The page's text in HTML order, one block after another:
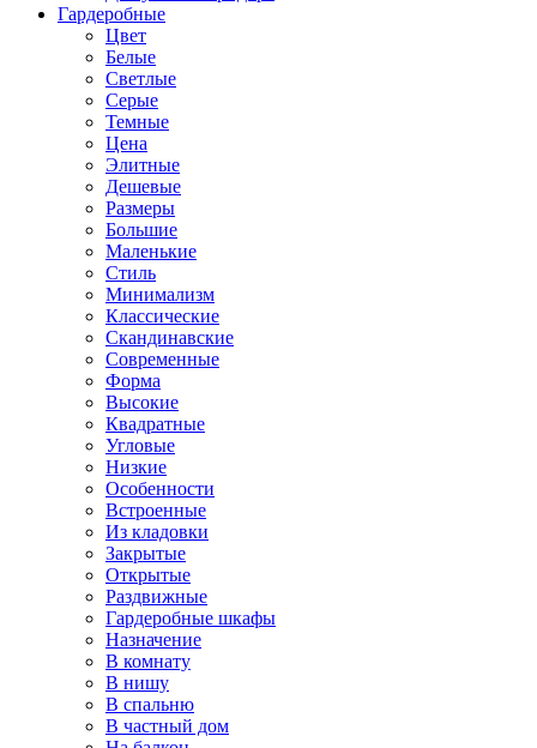
Гардеробные
Цвет
Белые
Светлые
Серые
Темные
Цена
Элитные
Дешевые
Размеры
Большие
Маленькие
Стиль
Минимализм
Классические
Скандинавские
Современные
Форма
Высокие
Квадратные
Угловые
Низкие
Особенности
Встроенные
Из кладовки
Закрытые
Открытые
Раздвижные
Гардеробные шкафы
Назначение
В комнату
В нишу
В спальню
В частный дом